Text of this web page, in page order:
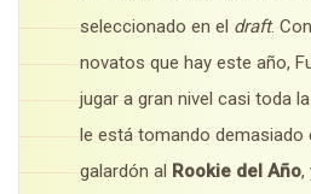
seleccionado en el draft.
novatos que hay este año,
jugar a gran nivel casi toda
le está tomando demasiado
galardón al Rookie del Año,